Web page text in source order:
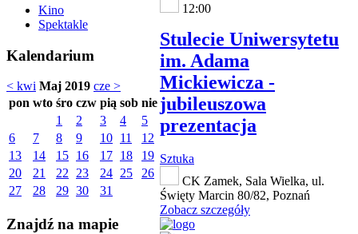
Kino
Spektakle
Kalendarium
< kwi Maj 2019 cze >
pon wto śro czw pią sob nie
1
2 3 4
5
6
7 8 9 10 11
12
13
14 15 16 17 18
19
20
21 22 23 24 25
26
27
28 29 30 31
Znajdź na mapie
12:00
Stulecie Uniwersytetu
im. Adama
Mickiewicza -
jubileuszowa
prezentacja
Sztuka
CK Zamek, Sala Wielka, ul.
Święty Marcin 80/82, Poznań
Zobacz szczegóły